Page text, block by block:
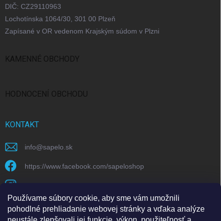
Používame súbory cookie, aby sme vám umožnili
pohodlné prehliadanie webovej stránky a vďaka analýze
DIČ: CZ29110963
Lochotínska 1064/30, 301 00 Plzeň
Zapísané v OR vedenom Krajským súdom v Plzni
KAMENNÉ OBCHODY
HODNOCENÍ OBCHODU
KONTAKT
info@sapelo.sk
https://www.facebook.com/sapeloshop
https://www.youtube.com/@sapeloecommerce/